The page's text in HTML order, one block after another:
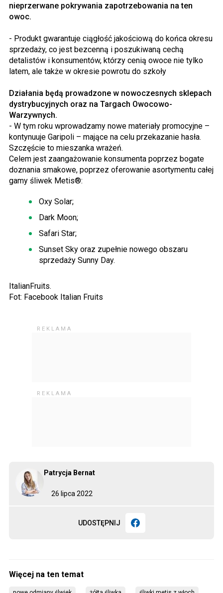
26 lipca 2022
Patrycja Bernat
UDOSTĘPNIJ
nieprzerwane pokrywania zapotrzebowania na ten
owoc.
- Produkt gwarantuje ciągłość jakościową do końca okresu
sprzedaży, co jest bezcenną i poszukiwaną cechą
detalistów i konsumentów, którzy cenią owoce nie tylko
latem, ale także w okresie powrotu do szkoły
Działania będą prowadzone w nowoczesnych sklepach
dystrybucyjnych oraz na Targach Owocowo-
Warzywnych.
- W tym roku wprowadzamy nowe materiały promocyjne –
kontynuuje Garipoli – mające na celu przekazanie hasła.
Szczęście to mieszanka wrażeń.
Celem jest zaangażowanie konsumenta poprzez bogate
doznania smakowe, poprzez oferowanie asortymentu całej
gamy śliwek Metis®:
Oxy Solar;
Dark Moon;
Safari Star;
Sunset Sky oraz zupełnie nowego obszaru
sprzedaży Sunny Day.
ItalianFruits.
Fot: Facebook Italian Fruits